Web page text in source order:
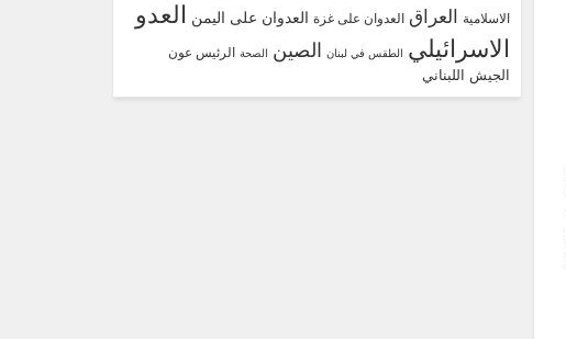
الاسلامية العراق العدوان على غزة العدوان على اليمن العدو
الاسرائيلي الطقس في لبنان الصين الصحة الرئيس عون
الجيش اللبناني